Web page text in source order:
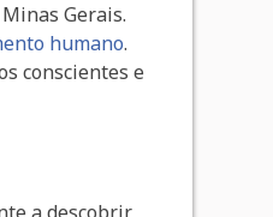
Gerais.
humano.
conscientes e
a descobrir